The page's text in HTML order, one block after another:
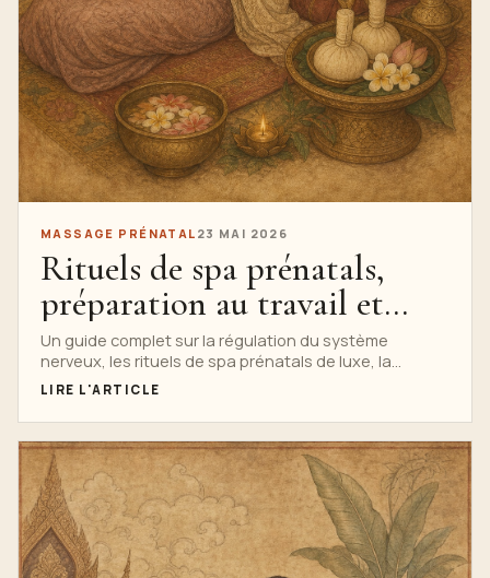
MASSAGE PRÉNATAL 23 MAI 2026
Rituels de spa prénatals,
préparation au travail et
soins post-partum
Un guide complet sur la régulation du système
nerveux, les rituels de spa prénatals de luxe, la
sécurité de l'aromathérapie, les concepts de soutien
consultation et l'intégration du menu du spa.
LIRE L'ARTICLE